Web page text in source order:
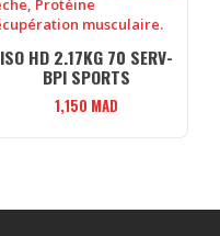
ISO HD 2.17KG 70 SERV-
BPI SPORTS
1,150 MAD